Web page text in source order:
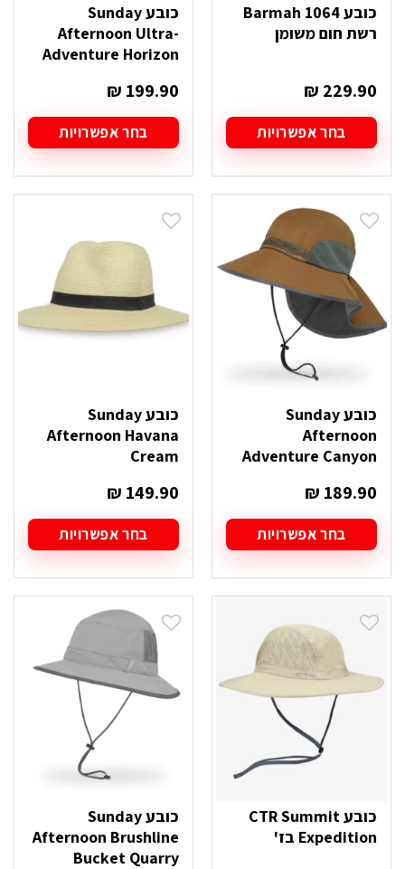
כובע Barmah 1064
רשת חום משומן
₪ 229.90
בחר אפשרויות
זה
יש
סוגים.
לבחור
האפשרויות
בעמוד
המוצר
כובע Sunday
Afternoon Ultra-
Adventure Horizon
₪ 199.90
בחר אפשרויות
זה
יש
סוגים.
לבחור
האפשרויות
בעמוד
המוצר
כובע Sunday
Afternoon
Adventure Canyon
₪ 189.90
בחר אפשרויות
זה
יש
סוגים.
לבחור
את
האפשרויות
כובע Sunday
Afternoon Havana
Cream
₪ 149.90
בחר אפשרויות
זה
יש
סוגים.
לבחור
את
האפשרויות
כובע CTR Summit
Expedition בז'
כובע Sunday
Afternoon Brushline
Bucket Quarry